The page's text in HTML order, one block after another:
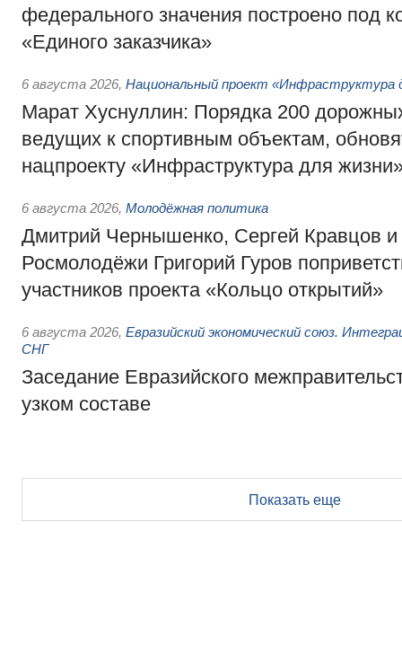
федерального значения построено под
«Единого заказчика»
6 августа 2026, Национальный проект «Инфраструктура
Марат Хуснуллин: Порядка 200
ведущих к спортивным объектам,
нацпроекту «Инфраструктура для
6 августа 2026, Молодёжная политика
Дмитрий Чернышенко, Сергей Кравцов и
Росмолодёжи Григорий Гуров
участников проекта «Кольцо открытий»
6 августа 2026, Евразийский экономический союз.
СНГ
Заседание Евразийского
узком составе
Показать еще